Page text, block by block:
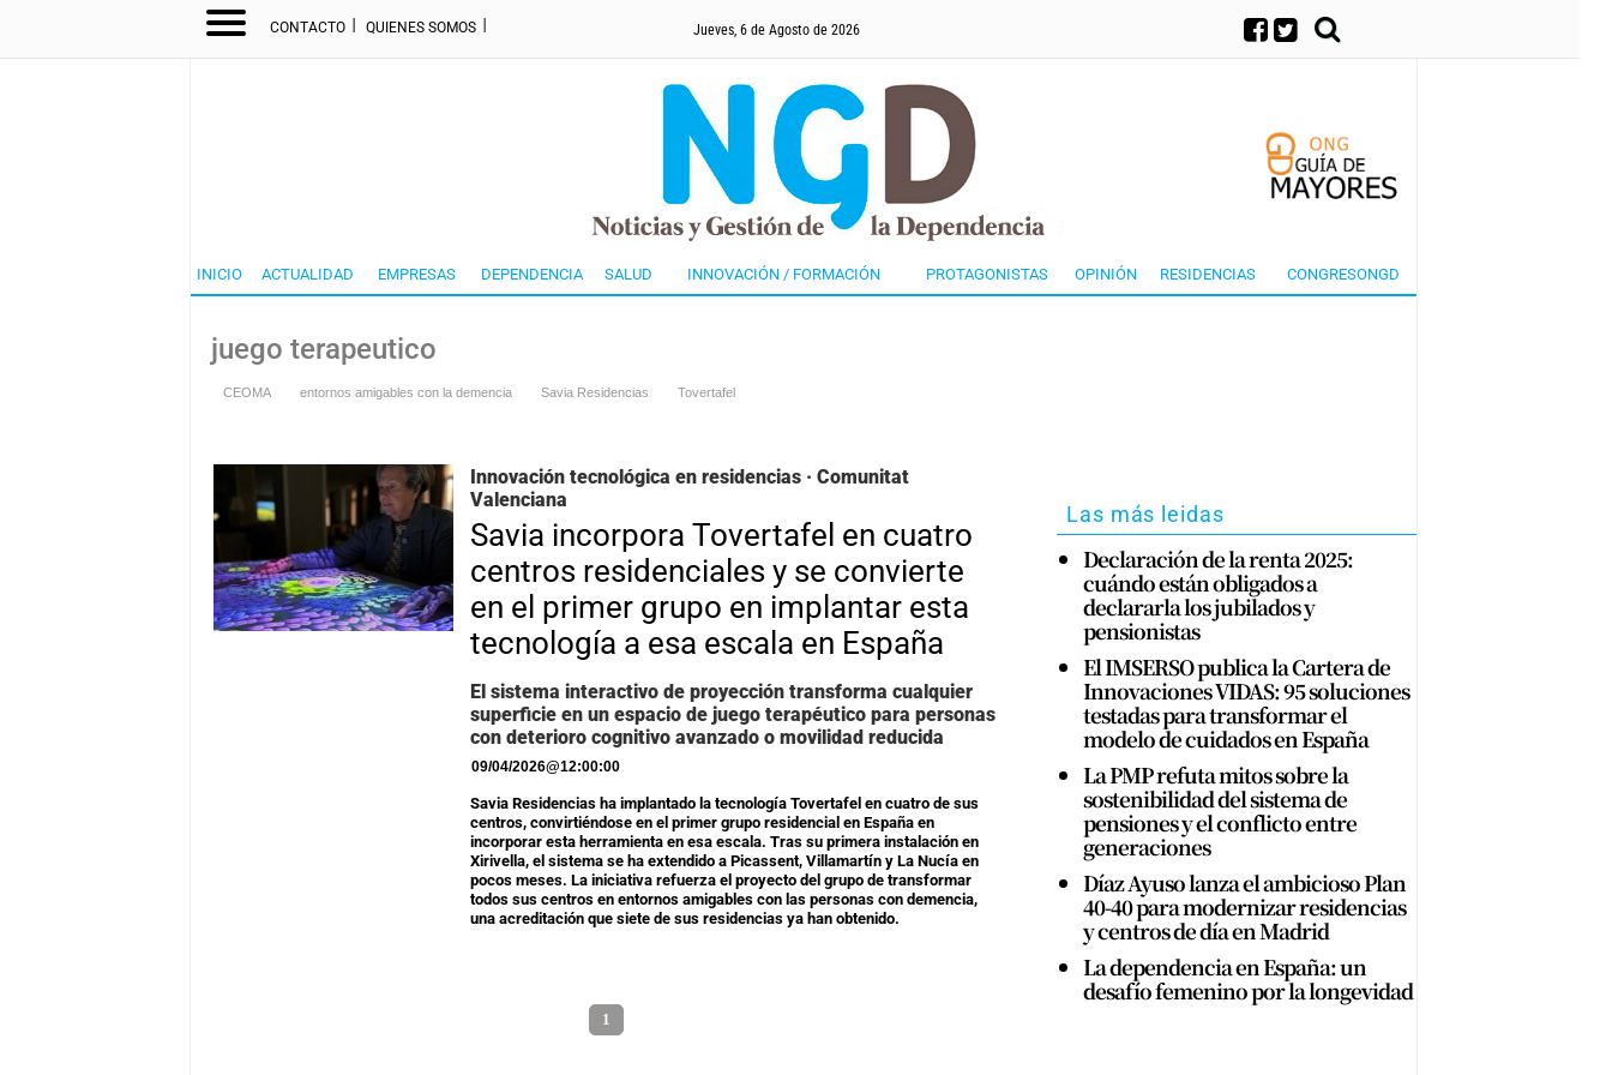
CONTACTO I QUIENES SOMOS I Jueves, 6 de Agosto de 2026
INICIO ACTUALIDAD EMPRESAS DEPENDENCIA SALUD INNOVACIÓN / FORMACIÓN PROTAGONISTAS OPINIÓN RESIDENCIAS CONGRESONGD
juego terapeutico
CEOMA entornos amigables con la demencia Savia Residencias Tovertafel
Innovación tecnológica en residencias · Comunitat
Valenciana
Savia incorpora Tovertafel en cuatro
centros residenciales y se convierte
en el primer grupo en implantar esta
tecnología a esa escala en España
El sistema interactivo de proyección transforma cualquier
superficie en un espacio de juego terapéutico para personas
con deterioro cognitivo avanzado o movilidad reducida
09/04/2026@12:00:00
Savia Residencias ha implantado la tecnología Tovertafel en cuatro de sus
centros, convirtiéndose en el primer grupo residencial en España en
incorporar esta herramienta en esa escala. Tras su primera instalación en
Xirivella, el sistema se ha extendido a Picassent, Villamartín y La Nucía en
pocos meses. La iniciativa refuerza el proyecto del grupo de transformar
todos sus centros en entornos amigables con las personas con demencia,
una acreditación que siete de sus residencias ya han obtenido.
1
Las más leidas
Declaración de la renta 2025:
cuándo están obligados a
declararla los jubilados y
pensionistas
El IMSERSO publica la Cartera de
Innovaciones VIDAS: 95 soluciones
testadas para transformar el
modelo de cuidados en España
La PMP refuta mitos sobre la
sostenibilidad del sistema de
pensiones y el conflicto entre
generaciones
Díaz Ayuso lanza el ambicioso Plan
40-40 para modernizar residencias
y centros de día en Madrid
La dependencia en España: un
desafío femenino por la longevidad